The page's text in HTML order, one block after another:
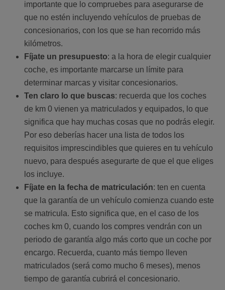
importante que lo compruebes para asegurarse de
que no estén incluyendo vehículos de pruebas de
concesionarios, con los que se han recorrido más
kilómetros.
Fíjate un presupuesto: a la hora de elegir cualquier
coche, es importante marcarse un límite para
determinar marcas y visitar concesionarios.
Ten claro lo que buscas: recuerda que los coches
de km 0 vienen ya matriculados y equipados, lo que
significa que hay muchas cosas que no podrás elegir.
Por eso deberías hacer una lista de todos los
requisitos imprescindibles que quieres en tu vehículo
nuevo, para después asegurarte de que el que eliges
los incluye.
Fíjate en la fecha de matriculación: ten en cuenta
que la garantía de un vehículo comienza cuando este
se matricula. Esto significa que, en el caso de los
coches km 0, cuando los compres vendrán con un
periodo de garantía algo más corto que un coche por
encargo. Recuerda, cuanto más tiempo lleven
matriculados (será como mucho 6 meses), menos
tiempo de garantía cubrirá el concesionario.